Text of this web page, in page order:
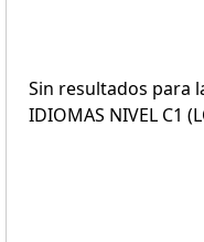
Sin resultados para
IDIOMAS NIVEL C1